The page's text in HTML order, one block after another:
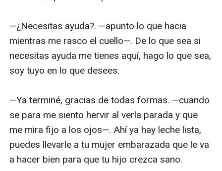
—¿Necesitas ayuda?. —apunto lo que hacia
mientras me rasco el cuello—. De lo que sea si
necesitas ayuda me tienes aquí, hago lo que sea,
soy tuyo en lo que desees.
—Ya terminé, gracias de todas formas. —cuando
se para me siento hervir al verla parada y que
me mira fijo a los ojos—. Ahí ya hay leche lista,
puedes llevarle a tu mujer embarazada que le va
a hacer bien para que tu hijo crezca sano.